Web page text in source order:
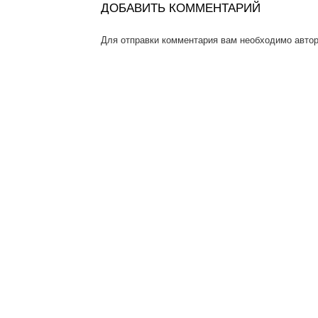
ДОБАВИТЬ КОММЕНТАРИЙ
Для отправки комментария вам необходимо